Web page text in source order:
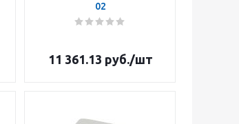
02
11 361.13 руб./шт